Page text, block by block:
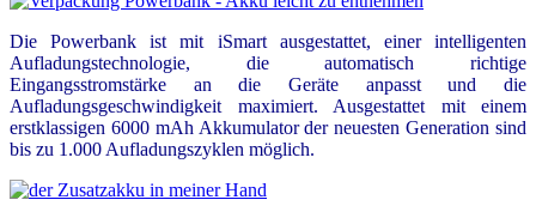
Die Powerbank ist mit iSmart ausgestattet, einer intelligenten
Aufladungstechnologie, die automatisch richtige
Eingangsstromstärke an die Geräte anpasst und die
Aufladungsgeschwindigkeit maximiert. Ausgestattet mit einem
erstklassigen 6000 mAh Akkumulator der neuesten Generation sind
bis zu 1.000 Aufladungszyklen möglich.